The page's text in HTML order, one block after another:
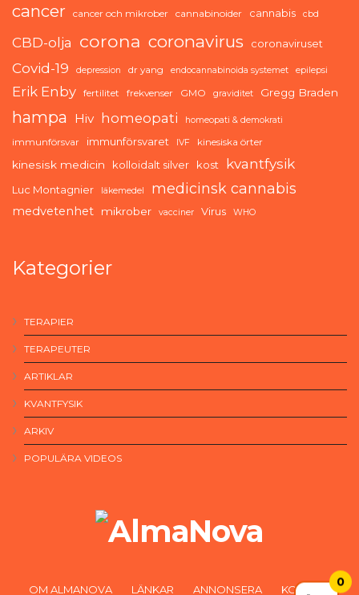
cancer cancer och mikrober cannabinoider cannabis cbd
CBD-olja corona coronavirus coronaviruset
Covid-19 depression dr yang endocannabinoida systemet epilepsi
Erik Enby fertilitet frekvenser GMO graviditet Gregg Braden
hampa Hiv homeopati homeopati & demokrati
immunförsvar immunförsvaret IVF kinesiska örter
kinesisk medicin kolloidalt silver kost kvantfysik
Luc Montagnier läkemedel medicinsk cannabis
medvetenhet mikrober vacciner Virus WHO
Kategorier
TERAPIER
TERAPEUTER
ARTIKLAR
KVANTFYSIK
ARKIV
POPULÄRA VIDEOS
OM ALMANOVA LÄNKAR ANNONSERA KONTAKT
0